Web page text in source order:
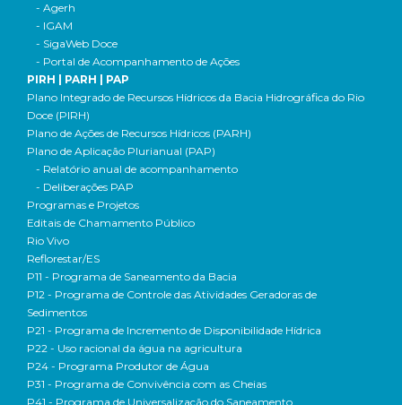
- Agerh
- IGAM
- SigaWeb Doce
- Portal de Acompanhamento de Ações
PIRH | PARH | PAP
Plano Integrado de Recursos Hídricos da Bacia Hidrográfica do Rio
Doce (PIRH)
Plano de Ações de Recursos Hídricos (PARH)
Plano de Aplicação Plurianual (PAP)
- Relatório anual de acompanhamento
- Deliberações PAP
Programas e Projetos
Editais de Chamamento Público
Rio Vivo
Reflorestar/ES
P11 - Programa de Saneamento da Bacia
P12 - Programa de Controle das Atividades Geradoras de
Sedimentos
P21 - Programa de Incremento de Disponibilidade Hídrica
P22 - Uso racional da água na agricultura
P24 - Programa Produtor de Água
P31 - Programa de Convivência com as Cheias
P41 - Programa de Universalização do Saneamento